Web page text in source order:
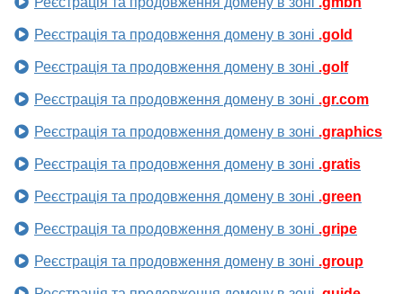
Реєстрація та продовження домену в зоні .gold
Реєстрація та продовження домену в зоні .golf
Реєстрація та продовження домену в зоні .gr.com
Реєстрація та продовження домену в зоні .graphics
Реєстрація та продовження домену в зоні .gratis
Реєстрація та продовження домену в зоні .green
Реєстрація та продовження домену в зоні .gripe
Реєстрація та продовження домену в зоні .group